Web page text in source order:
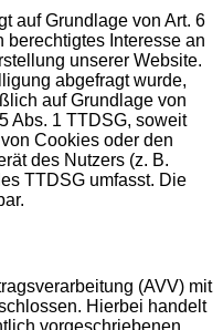
auf Grundlage von Art. 6
berechtigtes Interesse an
unserer Website.
abgefragt wurde,
auf Grundlage von
Abs. 1 TTDSG, soweit
Cookies oder den
des Nutzers (z. B.
TTDSG umfasst. Die
(AVV) mit
Hierbei handelt